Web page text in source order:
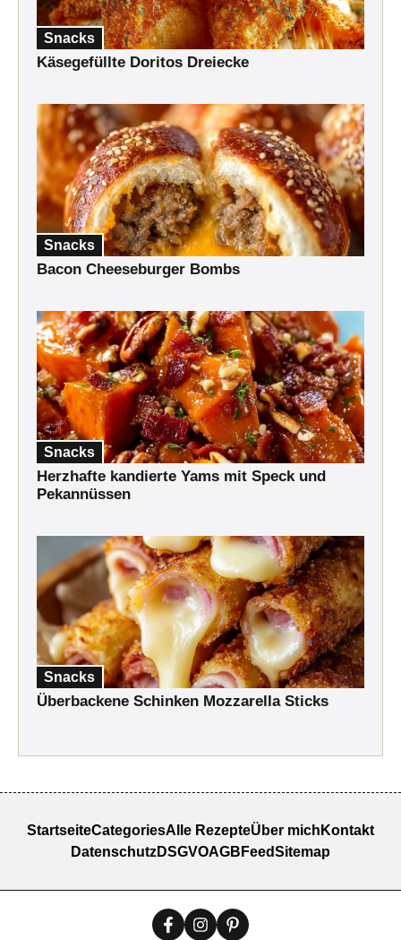
Snacks
Käsegefüllte Doritos Dreiecke
Snacks
Bacon Cheeseburger Bombs
Snacks
Herzhafte kandierte Yams mit Speck und
Pekannüssen
Snacks
Überbackene Schinken Mozzarella Sticks
StartseiteCategoriesAlle RezepteÜber mich Kontakt
DatenschutzDSGVOAGB FeedSitemap